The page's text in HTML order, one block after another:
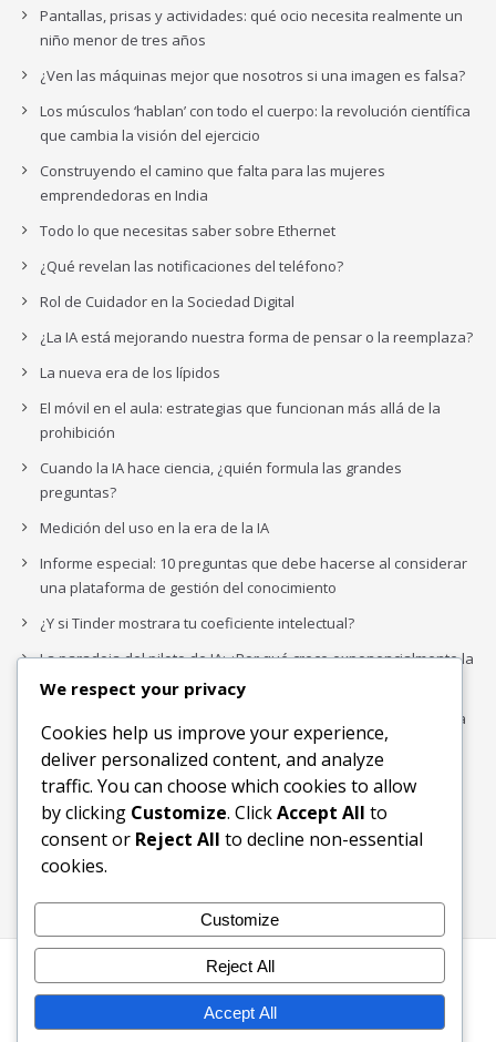
Pantallas, prisas y actividades: qué ocio necesita realmente un
niño menor de tres años
¿Ven las máquinas mejor que nosotros si una imagen es falsa?
Los músculos ‘hablan’ con todo el cuerpo: la revolución científica
que cambia la visión del ejercicio
Construyendo el camino que falta para las mujeres
emprendedoras en India
Todo lo que necesitas saber sobre Ethernet
¿Qué revelan las notificaciones del teléfono?
Rol de Cuidador en la Sociedad Digital
¿La IA está mejorando nuestra forma de pensar o la reemplaza?
La nueva era de los lípidos
El móvil en el aula: estrategias que funcionan más allá de la
prohibición
Cuando la IA hace ciencia, ¿quién formula las grandes
preguntas?
Medición del uso en la era de la IA
Informe especial: 10 preguntas que debe hacerse al considerar
una plataforma de gestión del conocimiento
¿Y si Tinder mostrara tu coeficiente intelectual?
La paradoja del piloto de IA: ¿Por qué crece exponencialmente la
complejidad de la IA empresarial?
Los organigramas de marketing se crearon para los canales. La
IA acaba de dejarlos obsoletos.
Buscar
Buscar
Inicio Blog
Bloques Temáticos
Contactos
We respect your privacy
Cookies help us improve your experience,
deliver personalized content, and analyze
traffic. You can choose which cookies to allow
by clicking Customize. ClickAccept All to
consent or Reject All to decline non-essential
cookies.
Customize
Reject All
Accept All